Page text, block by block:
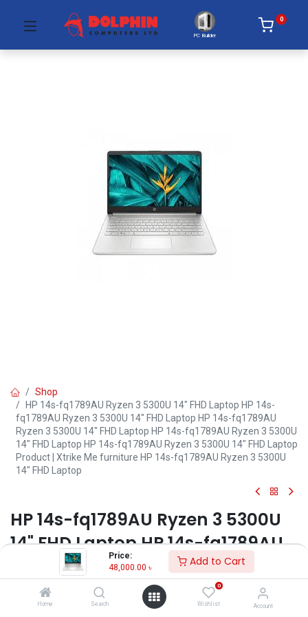
Price:
48,000.00 ৳ Add to Cart
Home Search
0
Wishlist Account
PC Builder
0
Shop
HP 14s-fq1789AU Ryzen 3 5300U 14" FHD Laptop HP 14s-
fq1789AU Ryzen 3 5300U 14" FHD Laptop HP 14s-fq1789AU
Ryzen 3 5300U 14" FHD Laptop HP 14s-fq1789AU Ryzen 3 5300U
14" FHD Laptop HP 14s-fq1789AU Ryzen 3 5300U 14" FHD Laptop
Product | Xtrike Me furniture HP 14s-fq1789AU Ryzen 3 5300U
14" FHD Laptop
HP 14s-fq1789AU Ryzen 3 5300U
14" FHD Laptop HP 14s-fq1789AU
Ryzen 3 5300U 14" FHD Laptop HP
14s-fq1789AU Ryzen 3 5300U 14"